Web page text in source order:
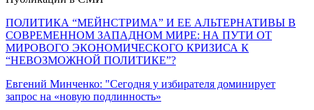
ПОЛИТИКА “МЕЙНСТРИМА” И ЕЕ АЛЬТЕРНАТИВЫ В
СОВРЕМЕННОМ ЗАПАДНОМ МИРЕ: НА ПУТИ ОТ
МИРОВОГО ЭКОНОМИЧЕСКОГО КРИЗИСА К
“НЕВОЗМОЖНОЙ ПОЛИТИКЕ”?
Евгений Минченко: "Сегодня у избирателя доминирует
запрос на «новую подлинность»